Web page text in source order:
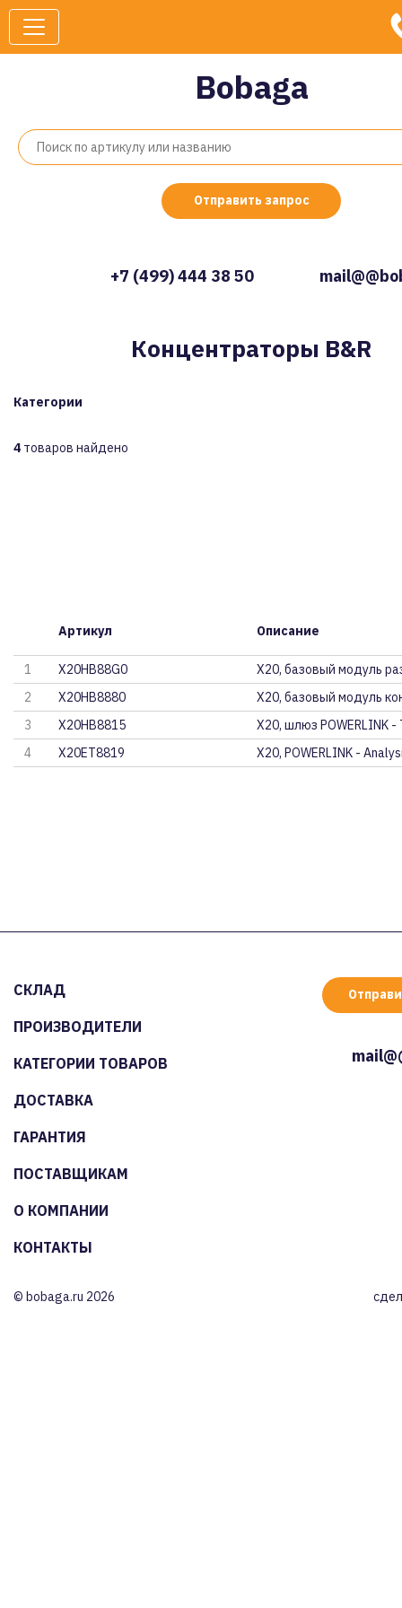
Bobaga
Отправить запрос
+7 (499) 444 38 50
Концентраторы B&R
Категории
4 товаров найдено
Артикул Описание
1 X20HB88G0
X20, базовый модуль
2
X20HB8880
X20, базовый модуль
3
X20HB8815
X20, шлюз POWERLINK -
4
X20ET8819 X20, POWERLINK -
СКЛАД
ПРОИЗВОДИТЕЛИ
КАТЕГОРИИ ТОВАРОВ
ДОСТАВКА
ГАРАНТИЯ
ПОСТАВЩИКАМ
О КОМПАНИИ
КОНТАКТЫ
© bobaga.ru 2026